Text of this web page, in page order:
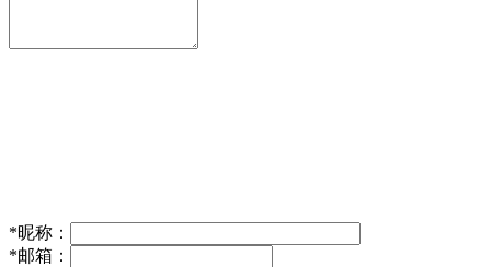
*昵称：
*邮箱：